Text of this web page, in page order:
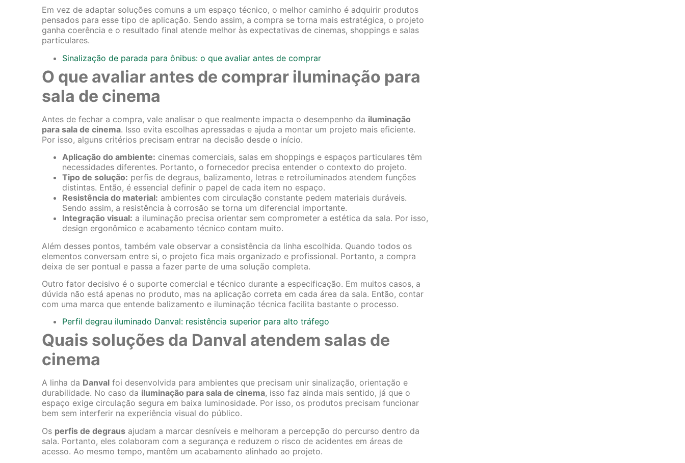
Em vez de adaptar soluções comuns a um espaço técnico, o melhor caminho é adquirir produtos
pensados para esse tipo de aplicação. Sendo assim, a compra se torna mais estratégica, o projeto
ganha coerência e o resultado final atende melhor às expectativas de cinemas, shoppings e salas
particulares.
Sinalização de parada para ônibus: o que avaliar antes de comprar
O que avaliar antes de comprar iluminação para
sala de cinema
Antes de fechar a compra, vale analisar o que realmente impacta o desempenho da iluminação
para sala de cinema. Isso evita escolhas apressadas e ajuda a montar um projeto mais eficiente.
Por isso, alguns critérios precisam entrar na decisão desde o início.
Aplicação do ambiente: cinemas comerciais, salas em shoppings e espaços particulares têm
necessidades diferentes. Portanto, o fornecedor precisa entender o contexto do projeto.
Tipo de solução: perfis de degraus, balizamento, letras e retroiluminados atendem funções
distintas. Então, é essencial definir o papel de cada item no espaço.
Resistência do material: ambientes com circulação constante pedem materiais duráveis.
Sendo assim, a resistência à corrosão se torna um diferencial importante.
Integração visual: a iluminação precisa orientar sem comprometer a estética da sala. Por isso,
design ergonômico e acabamento técnico contam muito.
Além desses pontos, também vale observar a consistência da linha escolhida. Quando todos os
elementos conversam entre si, o projeto fica mais organizado e profissional. Portanto, a compra
deixa de ser pontual e passa a fazer parte de uma solução completa.
Outro fator decisivo é o suporte comercial e técnico durante a especificação. Em muitos casos, a
dúvida não está apenas no produto, mas na aplicação correta em cada área da sala. Então, contar
com uma marca que entende balizamento e iluminação técnica facilita bastante o processo.
Perfil degrau iluminado Danval: resistência superior para alto tráfego
Quais soluções da Danval atendem salas de
cinema
A linha da Danval foi desenvolvida para ambientes que precisam unir sinalização, orientação e
durabilidade. No caso da iluminação para sala de cinema, isso faz ainda mais sentido, já que o
espaço exige circulação segura em baixa luminosidade. Por isso, os produtos precisam funcionar
bem sem interferir na experiência visual do público.
Os perfis de degraus ajudam a marcar desníveis e melhoram a percepção do percurso dentro da
sala. Portanto, eles colaboram com a segurança e reduzem o risco de acidentes em áreas de
acesso. Ao mesmo tempo, mantêm um acabamento alinhado ao projeto.